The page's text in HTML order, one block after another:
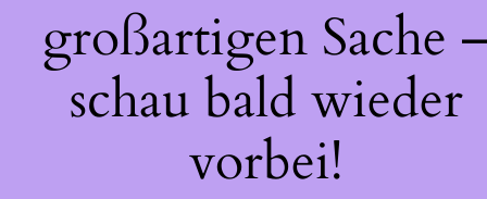
großartigen Sache
schau bald wieder
vorbei!